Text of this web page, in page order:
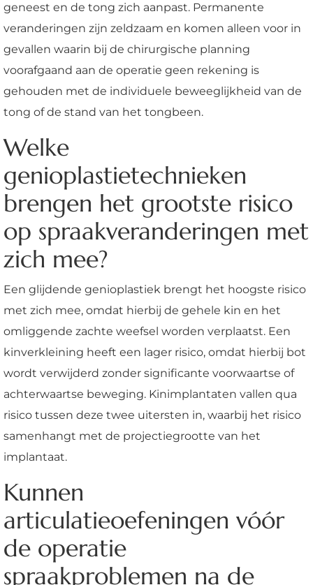
geneest en de tong zich aanpast. Permanente
veranderingen zijn zeldzaam en komen alleen voor in
gevallen waarin bij de chirurgische planning
voorafgaand aan de operatie geen rekening is
gehouden met de individuele beweeglijkheid van de
tong of de stand van het tongbeen.
Welke
genioplastietechnieken
brengen het grootste risico
op spraakveranderingen met
zich mee?
Een glijdende genioplastiek brengt het hoogste risico
met zich mee, omdat hierbij de gehele kin en het
omliggende zachte weefsel worden verplaatst. Een
kinverkleining heeft een lager risico, omdat hierbij bot
wordt verwijderd zonder significante voorwaartse of
achterwaartse beweging. Kinimplantaten vallen qua
risico tussen deze twee uitersten in, waarbij het risico
samenhangt met de projectiegrootte van het
implantaat.
Kunnen
articulatieoefeningen vóór
de operatie
spraakproblemen na de